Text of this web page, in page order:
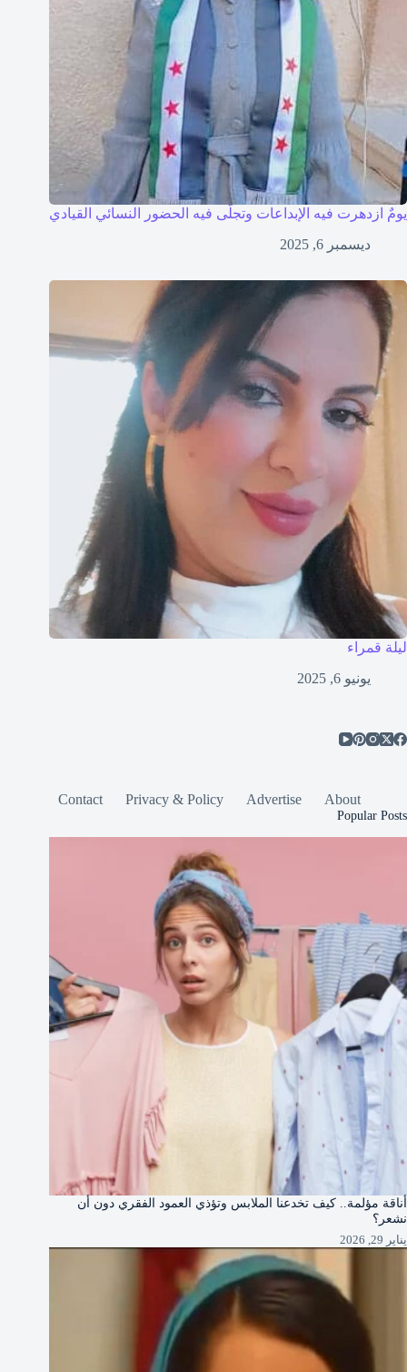
يومٌ ازدهرت فيه الإبداعات وتجلّى فيه الحضور النسائي القيادي
ديسمبر 6, 2025
ليلة قمراء
يونيو 6, 2025
About
Advertise
Privacy & Policy
Contact
Popular Posts
أناقة مؤلمة.. كيف تخدعنا الملابس وتؤذي العمود الفقري دون أن
نشعر؟
يناير 29, 2026